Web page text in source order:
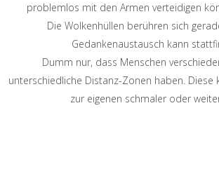
problemlos mit den Armen verteidigen
Die Wolkenhüllen berühren sich
Gedankenaustausch kann
Dumm nur, dass Menschen
unterschiedliche Distanz-Zonen haben. Diese
zur eigenen schmaler oder